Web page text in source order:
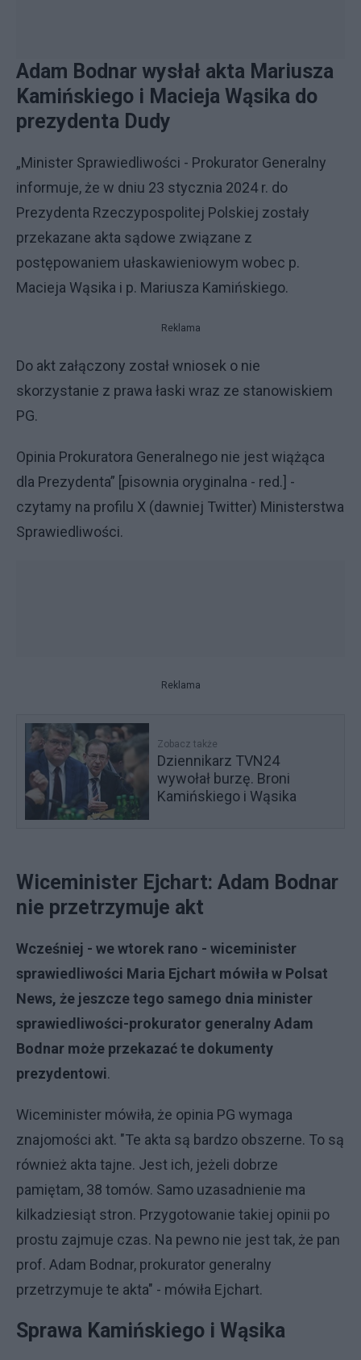
Adam Bodnar wysłał akta Mariusza
Kamińskiego i Macieja Wąsika do
prezydenta Dudy
„Minister Sprawiedliwości - Prokurator Generalny
informuje, że w dniu 23 stycznia 2024 r. do
Prezydenta Rzeczypospolitej Polskiej zostały
przekazane akta sądowe związane z
postępowaniem ułaskawieniowym wobec p.
Macieja Wąsika i p. Mariusza Kamińskiego.
Reklama
Do akt załączony został wniosek o nie
skorzystanie z prawa łaski wraz ze stanowiskiem
PG.
Opinia Prokuratora Generalnego nie jest wiążąca
dla Prezydenta” [pisownia oryginalna - red.] -
czytamy na profilu X (dawniej Twitter) Ministerstwa
Sprawiedliwości.
Reklama
Zobacz także
Dziennikarz TVN24
wywołał burzę. Broni
Kamińskiego i Wąsika
Wiceminister Ejchart: Adam Bodnar
nie przetrzymuje akt
Wcześniej - we wtorek rano - wiceminister
sprawiedliwości Maria Ejchart mówiła w Polsat
News, że jeszcze tego samego dnia minister
sprawiedliwości-prokurator generalny Adam
Bodnar może przekazać te dokumenty
prezydentowi.
Wiceminister mówiła, że opinia PG wymaga
znajomości akt. "Te akta są bardzo obszerne. To są
również akta tajne. Jest ich, jeżeli dobrze
pamiętam, 38 tomów. Samo uzasadnienie ma
kilkadziesiąt stron. Przygotowanie takiej opinii po
prostu zajmuje czas. Na pewno nie jest tak, że pan
prof. Adam Bodnar, prokurator generalny
przetrzymuje te akta" - mówiła Ejchart.
Sprawa Kamińskiego i Wąsika